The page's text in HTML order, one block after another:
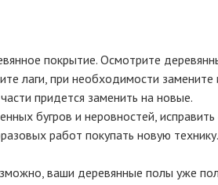
покрытие. Осмотрите
лаги, при необходимости
придется заменить на новые.
бугров и неровностей,
работ покупать новую технику.
ваши деревянные полы уже